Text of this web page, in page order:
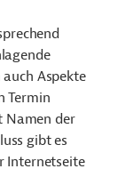
Aspekte
Termin
Namen der
gibt es
Internetseite